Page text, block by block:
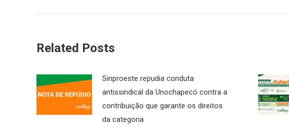
Related Posts
Sinproeste repudia conduta
antissindical da Unochapecó contra a
contribuição que garante os direitos
da categoria